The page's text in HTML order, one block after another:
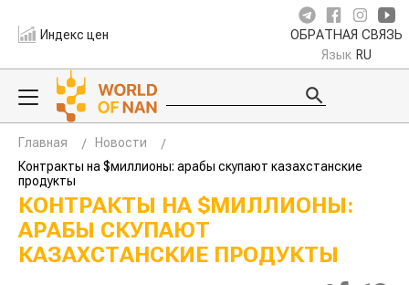
Индекс цен ОБРАТНАЯ СВЯЗЬ
Язык RU
Главная
Новости
Контракты на $миллионы: арабы скупают казахстанские
продукты
КОНТРАКТЫ НА $МИЛЛИОНЫ:
АРАБЫ СКУПАЮТ
КАЗАХСТАНСКИЕ ПРОДУКТЫ